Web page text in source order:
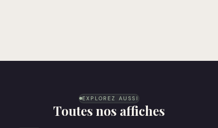
EXPLOREZ AUSSI
Toutes nos affiches